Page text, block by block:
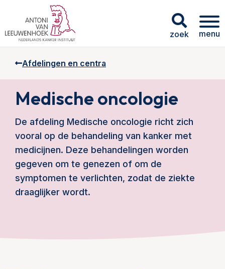
zoek menu
Afdelingen en centra
Medische oncologie
De afdeling Medische oncologie richt zich
vooral op de behandeling van kanker met
medicijnen. Deze behandelingen worden
gegeven om te genezen of om de
symptomen te verlichten, zodat de ziekte
draaglijker wordt.